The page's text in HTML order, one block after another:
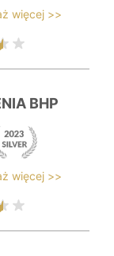
więcej >>
BHP
więcej >>